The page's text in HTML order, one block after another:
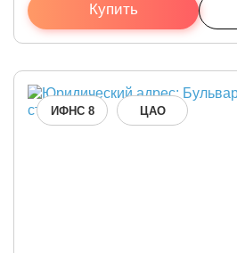
Купить
ИФНС 8 ЦАО